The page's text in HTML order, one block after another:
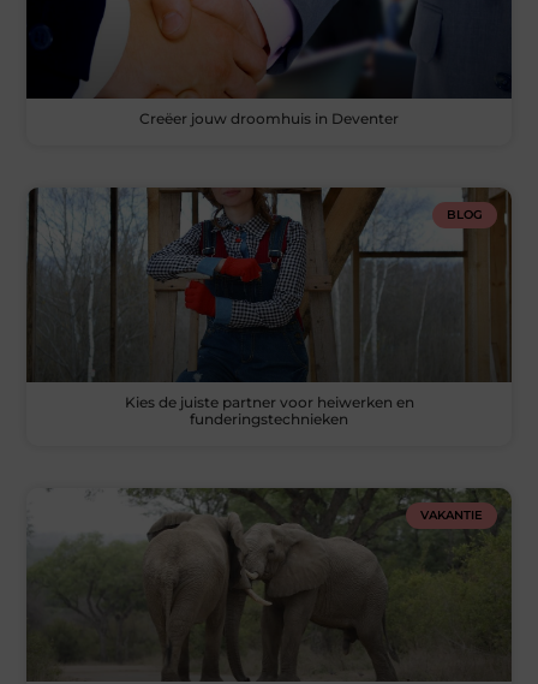
Creëer jouw droomhuis in Deventer
BLOG
Kies de juiste partner voor heiwerken en
funderingstechnieken
VAKANTIE